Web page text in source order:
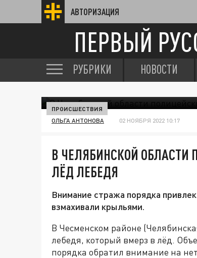
АВТОРИЗАЦИЯ
ПЕРВЫЙ
РУБРИКИ НОВОСТИ
ПРОИСШЕСТВИЯ
ОЛЬГА АНТОНОВА 02 НОЯБРЯ 2022 10:17
В ЧЕЛЯБИНСКОЙ ОБЛАСТИ
ЛЁД ЛЕБЕДЯ
Внимание стража порядка
взмахивали крыльями.
В Чесменском районе
лебедя, который вмерз в лёд.
порядка обратил внимание на